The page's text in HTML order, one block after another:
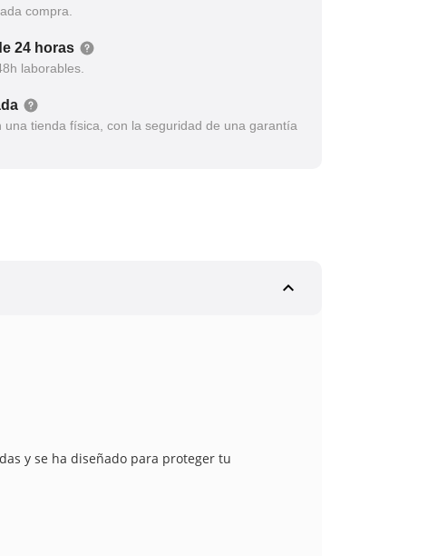
compra.
24 horas
laborables.
una tienda física, con la seguridad de una garantía
expand_less
y se ha diseñado para proteger tu